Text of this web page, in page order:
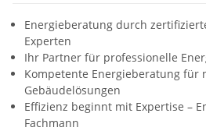
Energieberatung durch
Experten
Ihr Partner für professionelle
Kompetente Energieberatung für
Gebäudelösungen
Effizienz beginnt mit Expertise –
Fachmann